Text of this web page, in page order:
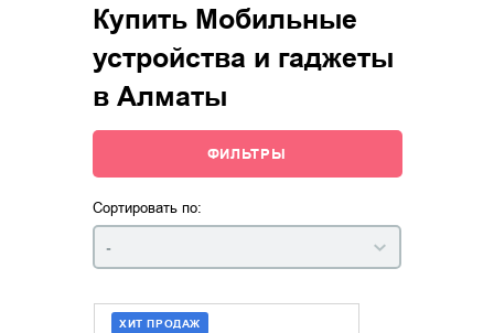
Купить Мобильные
устройства и гаджеты
в Алматы
ФИЛЬТРЫ
Сортировать по:
-
ХИТ ПРОДАЖ